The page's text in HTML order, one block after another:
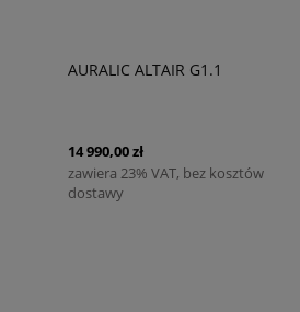
AURALIC ALTAIR G1.1
14 990,00 zł
zawiera 23% VAT, bez kosztów
dostawy